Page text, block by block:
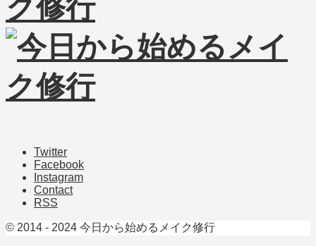
Twitter
Facebook
Instagram
Contact
RSS
© 2014 - 2024 今日から始めるメイク修行